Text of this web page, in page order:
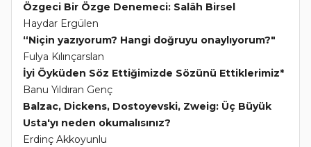
Özgeci Bir Özge Denemeci: Salâh Birsel
Haydar Ergülen
“Niçin yazıyorum? Hangi doğruyu onaylıyorum?"
Fulya Kılınçarslan
İyi Öyküden Söz Ettiğimizde Sözünü Ettiklerimiz*
Banu Yıldıran Genç
Balzac, Dickens, Dostoyevski, Zweig: Üç Büyük
Usta'yı neden okumalısınız?
Erdinç Akkoyunlu